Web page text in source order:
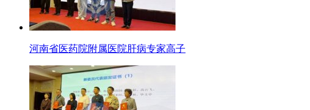
河南省医药院附属医院肝病专家高子